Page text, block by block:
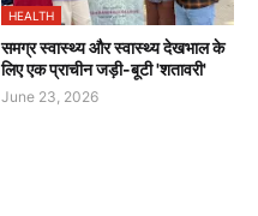
HEALTH
समग्र स्वास्थ्य और स्वास्थ्य देखभाल के
लिए एक प्राचीन जड़ी-बूटी 'शतावरी'
June 23, 2026